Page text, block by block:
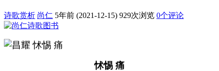
诗歌赏析 尚仁 5年前 (2021-12-15) 929次浏览 0个评论
怵惕 痛